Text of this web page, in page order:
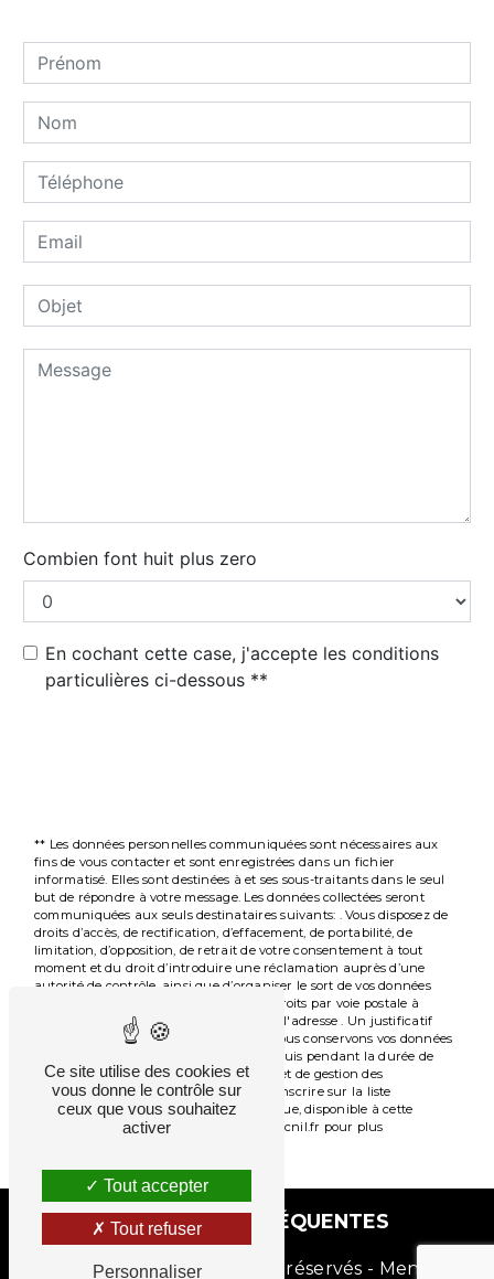
Combien font huit plus zero
En cochant cette case, j'accepte les conditions
particulières ci-dessous **
** Les données personnelles communiquées sont nécessaires aux
fins de vous contacter et sont enregistrées dans un fichier
informatisé. Elles sont destinées à et ses sous-traitants dans le seul
but de répondre à votre message. Les données collectées seront
communiquées aux seuls destinataires suivants: . Vous disposez de
droits d’accès, de rectification, d’effacement, de portabilité, de
limitation, d’opposition, de retrait de votre consentement à tout
moment et du droit d’introduire une réclamation auprès d’une
autorité de contrôle, ainsi que d’organiser le sort de vos données
post-mortem. Vous pouvez exercer ces droits par voie postale à
l'adresse ou par courrier électronique à l'adresse . Un justificatif
d'identité pourra vous être demandé. Nous conservons vos données
pendant la période de prise de contact puis pendant la durée de
prescription légale aux fins probatoires et de gestion des
contentieux. Vous avez le droit de vous inscrire sur la liste
d'opposition au démarchage téléphonique, disponible à cette
Bloctel.gouv.fr
. Consultez le site cnil.fr pour plus
RECHERCHES FRÉQUENTES
Vistalid- 2026 - Tous droits réservés - Mentions
Ce site utilise des cookies et
vous donne le contrôle sur
ceux que vous souhaitez
activer
Tout accepter
Tout refuser
Personnaliser